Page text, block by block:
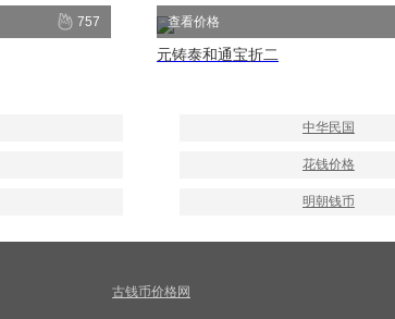
757 查看价格
元铸泰和通宝折二
中华民国
花钱价格
明朝钱币
古钱币价格网